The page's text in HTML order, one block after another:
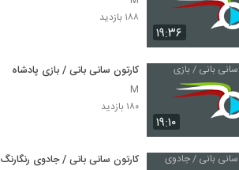
۱۹:۳۶
۱۸۸ بازدید
۱۹:۱۰
کارتون سانی بانی / بازی پادشاه
M
۱۸۰ بازدید
کارتون سانی بانی / جادوی رنگارنگ